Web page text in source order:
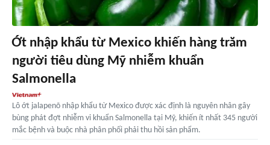
Ớt nhập khẩu từ Mexico khiến hàng trăm
người tiêu dùng Mỹ nhiễm khuẩn
Salmonella
Lô ớt jalapenõ nhập khẩu từ Mexico được xác định là nguyên nhân gây
bùng phát đợt nhiễm vi khuẩn Salmonella tại Mỹ, khiến ít nhất 345 người
mắc bệnh và buộc nhà phân phối phải thu hồi sản phẩm.